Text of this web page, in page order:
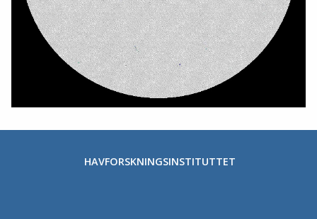
HAVFORSKNINGSINSTITUTTET